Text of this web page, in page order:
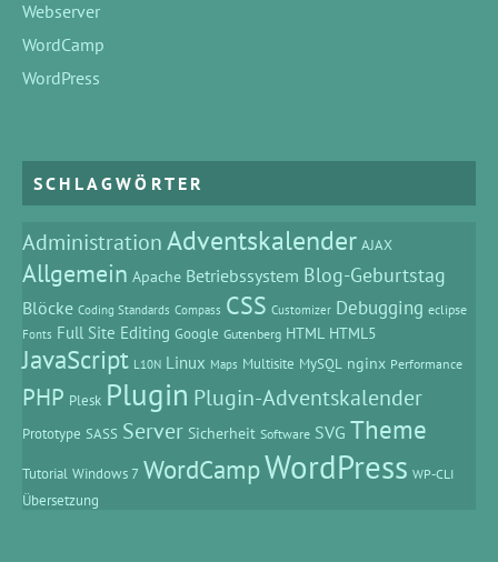
Webserver
WordCamp
WordPress
SCHLAGWÖRTER
AdministrationAdventskalender AJAX
Allgemein Apache Betriebssystem Blog-Geburtstag
Blöcke Coding Standards Compass CSS Customizer Debugging eclipse
Fonts Full Site Editing Google Gutenberg HTML HTML5
JavaScript L10N Linux Maps Multisite MySQL nginx Performance
PHP Plesk Plugin Plugin-Adventskalender
Prototype SASS Server Sicherheit Software SVG Theme
Tutorial Windows 7 WordCampWordPress WP-CLI
Übersetzung